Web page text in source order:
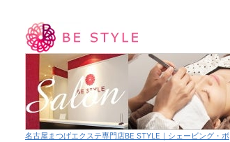
名古屋まつげエクステ専門店BE STYLE｜シェービング・ボ